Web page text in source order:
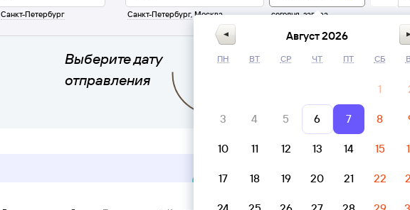
Санкт-Петербург Санкт-Петербург, Москва сегодня, завтра
Выберите дату
отправления
Август 2026
ПН ВТ СР ЧТ ПТ СБ
1
3 4 5 6 7 8
10 11 12 13 14 15
17 18 19 20 21 22